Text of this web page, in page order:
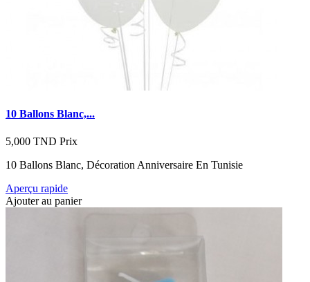
10 Ballons Blanc,...
5,000 TND Prix
10 Ballons Blanc, Décoration Anniversaire En Tunisie
Aperçu rapide
Ajouter au panier